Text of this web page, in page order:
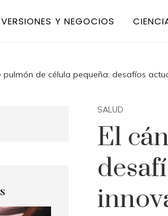
Y NEGOCIOS
pulmón de célula pequeña: desafíos
SALUD
El